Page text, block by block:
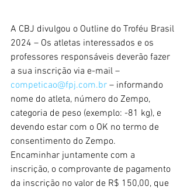
A CBJ divulgou o Outline do Troféu Brasil
2024 – Os atletas interessados e os
professores responsáveis deverão fazer
a sua inscrição via e-mail –
competicao@fpj.com.br – informando
nome do atleta, número do Zempo,
categoria de peso (exemplo: -81 kg), e
devendo estar com o OK no termo de
consentimento do Zempo.
Encaminhar juntamente com a
inscrição, o comprovante de pagamento
da inscrição no valor de R$ 150,00, que